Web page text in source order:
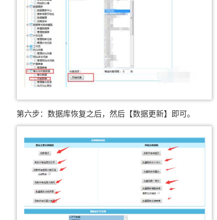
第六步：数据库恢复之后，然后【数据更新】即可。